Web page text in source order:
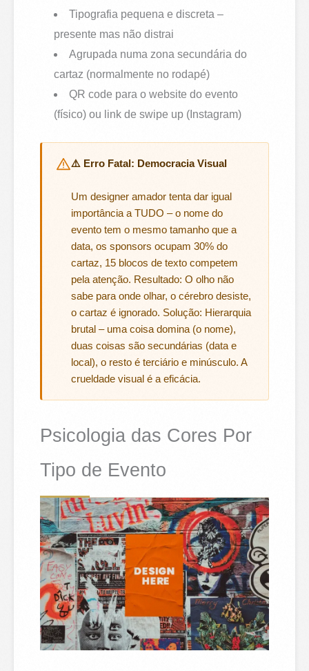
Tipografia pequena e discreta –
presente mas não distrai
Agrupada numa zona secundária do
cartaz (normalmente no rodapé)
QR code para o website do evento
(físico) ou link de swipe up (Instagram)
⚠️ Erro Fatal: Democracia Visual
Um designer amador tenta dar igual
importância a TUDO – o nome do
evento tem o mesmo tamanho que a
data, os sponsors ocupam 30% do
cartaz, 15 blocos de texto competem
pela atenção. Resultado: O olho não
sabe para onde olhar, o cérebro desiste,
o cartaz é ignorado. Solução: Hierarquia
brutal – uma coisa domina (o nome),
duas coisas são secundárias (data e
local), o resto é terciário e minúsculo. A
crueldade visual é a eficácia.
Psicologia das Cores Por
Tipo de Evento